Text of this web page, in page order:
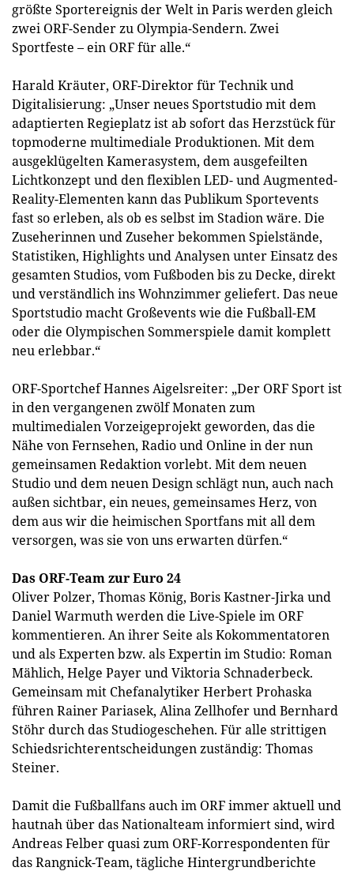
größte Sportereignis der Welt in Paris werden gleich
zwei ORF-Sender zu Olympia-Sendern. Zwei
Sportfeste – ein ORF für alle.“
Harald Kräuter, ORF-Direktor für Technik und
Digitalisierung: „Unser neues Sportstudio mit dem
adaptierten Regieplatz ist ab sofort das Herzstück für
topmoderne multimediale Produktionen. Mit dem
ausgeklügelten Kamerasystem, dem ausgefeilten
Lichtkonzept und den flexiblen LED- und Augmented-
Reality-Elementen kann das Publikum Sportevents
fast so erleben, als ob es selbst im Stadion wäre. Die
Zuseherinnen und Zuseher bekommen Spielstände,
Statistiken, Highlights und Analysen unter Einsatz des
gesamten Studios, vom Fußboden bis zu Decke, direkt
und verständlich ins Wohnzimmer geliefert. Das neue
Sportstudio macht Großevents wie die Fußball-EM
oder die Olympischen Sommerspiele damit komplett
neu erlebbar.“
ORF-Sportchef Hannes Aigelsreiter: „Der ORF Sport ist
in den vergangenen zwölf Monaten zum
multimedialen Vorzeigeprojekt geworden, das die
Nähe von Fernsehen, Radio und Online in der nun
gemeinsamen Redaktion vorlebt. Mit dem neuen
Studio und dem neuen Design schlägt nun, auch nach
außen sichtbar, ein neues, gemeinsames Herz, von
dem aus wir die heimischen Sportfans mit all dem
versorgen, was sie von uns erwarten dürfen.“
Das ORF-Team zur Euro 24
Oliver Polzer, Thomas König, Boris Kastner-Jirka und
Daniel Warmuth werden die Live-Spiele im ORF
kommentieren. An ihrer Seite als Kokommentatoren
und als Experten bzw. als Expertin im Studio: Roman
Mählich, Helge Payer und Viktoria Schnaderbeck.
Gemeinsam mit Chefanalytiker Herbert Prohaska
führen Rainer Pariasek, Alina Zellhofer und Bernhard
Stöhr durch das Studiogeschehen. Für alle strittigen
Schiedsrichterentscheidungen zuständig: Thomas
Steiner.
Damit die Fußballfans auch im ORF immer aktuell und
hautnah über das Nationalteam informiert sind, wird
Andreas Felber quasi zum ORF-Korrespondenten für
das Rangnick-Team, tägliche Hintergrundberichte